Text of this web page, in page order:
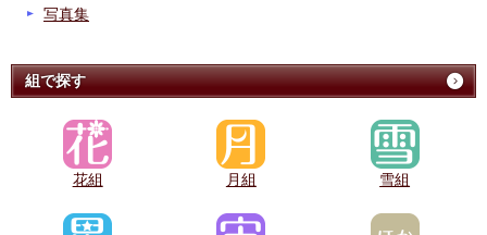
写真集
組で探す
花組 月組 雪組